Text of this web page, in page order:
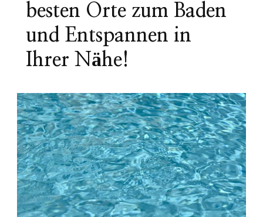
besten Orte zum Baden
und Entspannen in
Ihrer Nähe!